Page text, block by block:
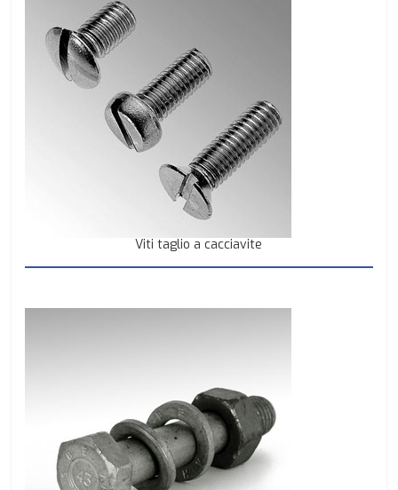
Viti taglio a cacciavite